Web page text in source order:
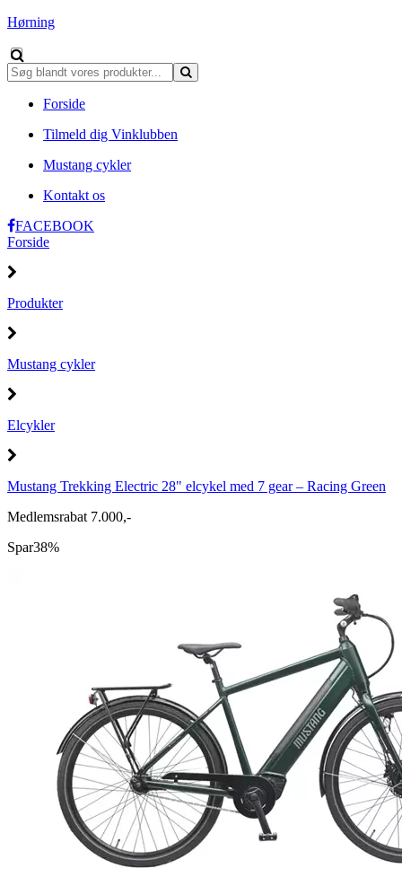
Hørning
Forside
Tilmeld dig Vinklubben
Mustang cykler
Kontakt os
FACEBOOK
Forside
Produkter
Mustang cykler
Elcykler
Mustang Trekking Electric 28" elcykel med 7 gear – Racing Green
Medlemsrabat 7.000,-
Spar38%